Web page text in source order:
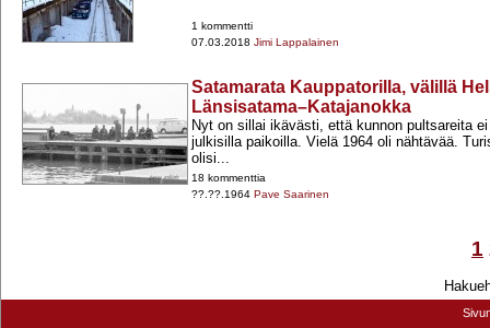
1 kommentti
07.03.2018 Jimi Lappalainen
Satamarata Kauppatorilla, välillä
Länsisatama–Katajanokka
Nyt on sillai ikävästi, että kunnon pultsareita
julkisilla paikoilla. Vielä 1964 oli nähtävää.
olisi...
18 kommenttia
??.??.1964 Pave Saarinen
1